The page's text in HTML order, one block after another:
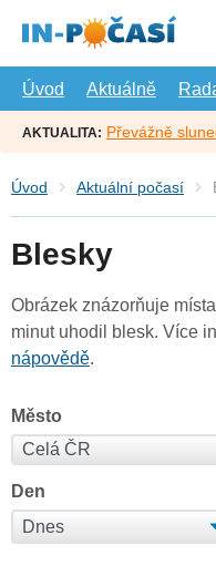
hlavní
Úvod
Aktuálně
AKTUALITA: Převážně
Úvod Aktuální počasí
Blesky
Obrázek znázorňuje
minut uhodil blesk. Více
nápovědě.
Město
Den